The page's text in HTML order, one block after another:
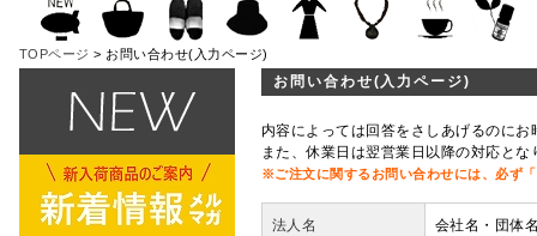
TOPページ > お問い合わせ(入力ページ)
お問い合わせ(入力ページ)
内容によっては回答をさしあげるのに
また、休業日は翌営業日以降の対応と
※ご注文に関するお問い合わせには、必ず
法人名 会社名・団体